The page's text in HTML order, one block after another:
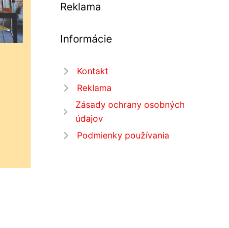
Reklama
Informácie
Kontakt
Reklama
Zásady ochrany osobných
údajov
Podmienky používania